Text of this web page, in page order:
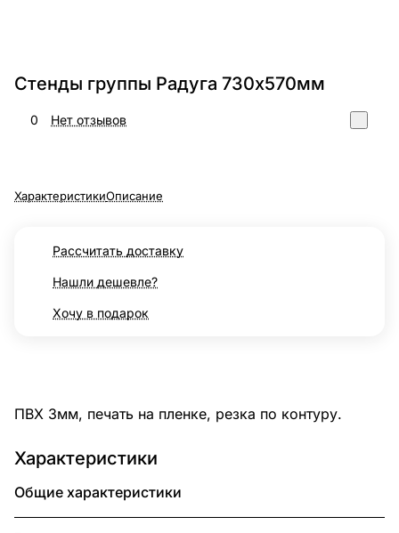
Стенды группы Радуга 730х570мм
0 Нет отзывов
ХарактеристикиОписание
Рассчитать доставку
Нашли дешевле?
Хочу в подарок
ПВХ 3мм, печать на пленке, резка по контуру.
Характеристики
Общие характеристики